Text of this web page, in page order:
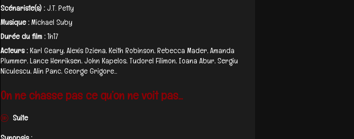
Scénariste(s) :J.T. Petty
Musique :Michael Suby
Durée du film :1h17
Acteurs :Karl Geary, Alexis Dziena, Keith Robinson, Rebecca Mader, Amanda
Plummer, Lance Henriksen, John Kapelos, Tudorel Filimon, Ioana Abur, Sergiu
Niculescu, Alin Panc, George Grigore...
On ne chasse pas ce qu’on ne voit pas...
Suite